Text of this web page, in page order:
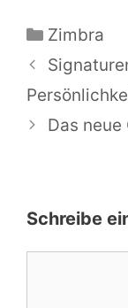
Kategorien
Zimbra
Das
Schreibe